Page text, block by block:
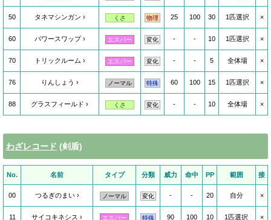
50 タネマシンガン くさ 物理 25 100 30 1匹選択 ×
60 パワースワップ エスパー 変化 - - 10 1匹選択 ×
70 トリックルーム エスパー 変化 - - 5 全体場 ×
76 りんしょう ノーマル 特殊 60 100 15 1匹選択 ×
88 グラスフィールド くさ 変化 - - 10 全体場 ×
わざレコード (剣盾)
No. 名前 タイプ 分類 威力 命中 PP 範囲 接
00 つるぎのまい ノーマル 変化 - - 20 自分 ×
11 サイコキネシス エスパー 特殊 90 100 10 1匹選択 ×